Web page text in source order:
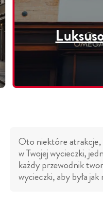
Oto niektóre
w Twojej wycieczki,
każdy przewodnik
wycieczki, aby była jak